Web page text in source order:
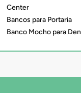
Center
Bancos para Portaria
Banco Mocho para